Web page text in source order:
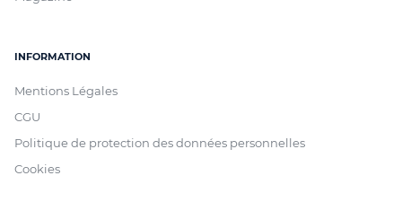
INFORMATION
Mentions Légales
CGU
Politique de protection des données personnelles
Cookies